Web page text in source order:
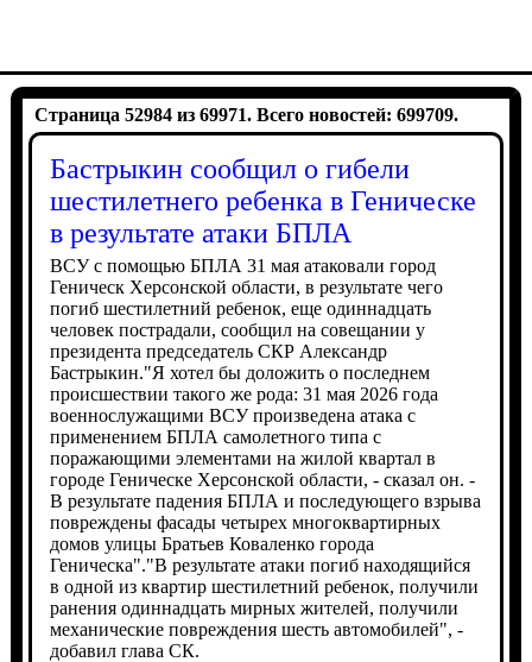
Страница 52984 из 69971. Всего новостей: 699709.
Бастрыкин сообщил о гибели
шестилетнего ребенка в Геническе
в результате атаки БПЛА
ВСУ с помощью БПЛА 31 мая атаковали город
Геническ Херсонской области, в результате чего
погиб шестилетний ребенок, еще одиннадцать
человек пострадали, сообщил на совещании у
президента председатель СКР Александр
Бастрыкин."Я хотел бы доложить о последнем
происшествии такого же рода: 31 мая 2026 года
военнослужащими ВСУ произведена атака с
применением БПЛА самолетного типа с
поражающими элементами на жилой квартал в
городе Геническе Херсонской области, - сказал он. -
В результате падения БПЛА и последующего взрыва
повреждены фасады четырех многоквартирных
домов улицы Братьев Коваленко города
Геническа"."В результате атаки погиб находящийся
в одной из квартир шестилетний ребенок, получили
ранения одиннадцать мирных жителей, получили
механические повреждения шесть автомобилей", -
добавил глава СК.